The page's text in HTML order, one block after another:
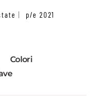
p/e 2021
Colori